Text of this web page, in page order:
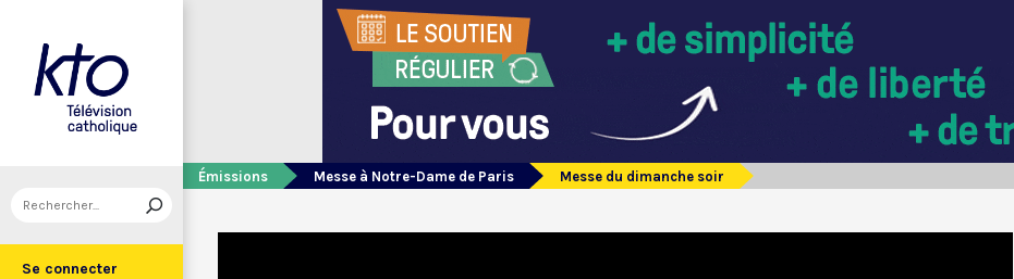
Se connecter
Émissions Messe à Notre-Dame de Paris Messe du dimanche soir